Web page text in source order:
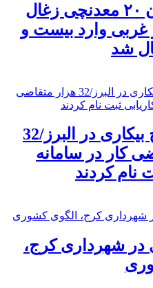
کشته شدن ۲۰ معدنچی زغال
غربی وارد بیست و
شد
کاهش نرخ بیکاری در البرز/32
کار در سامانه
نام کردند
در شهرداری کرج،